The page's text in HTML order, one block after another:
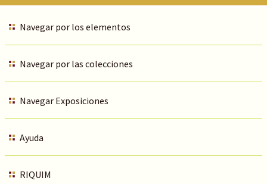
Navegar por los elementos
Navegar por las colecciones
Navegar Exposiciones
Ayuda
RIQUIM